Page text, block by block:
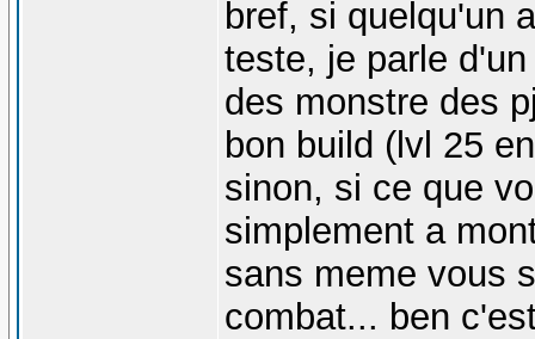
bref, si quelqu'un
teste, je parle
des monstre des
bon build (lvl 25
sinon, si ce que
simplement a
sans meme vous
combat... ben